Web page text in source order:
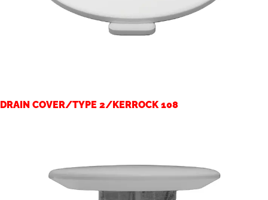
DRAIN COVER/TYPE 2/KERROCK 108